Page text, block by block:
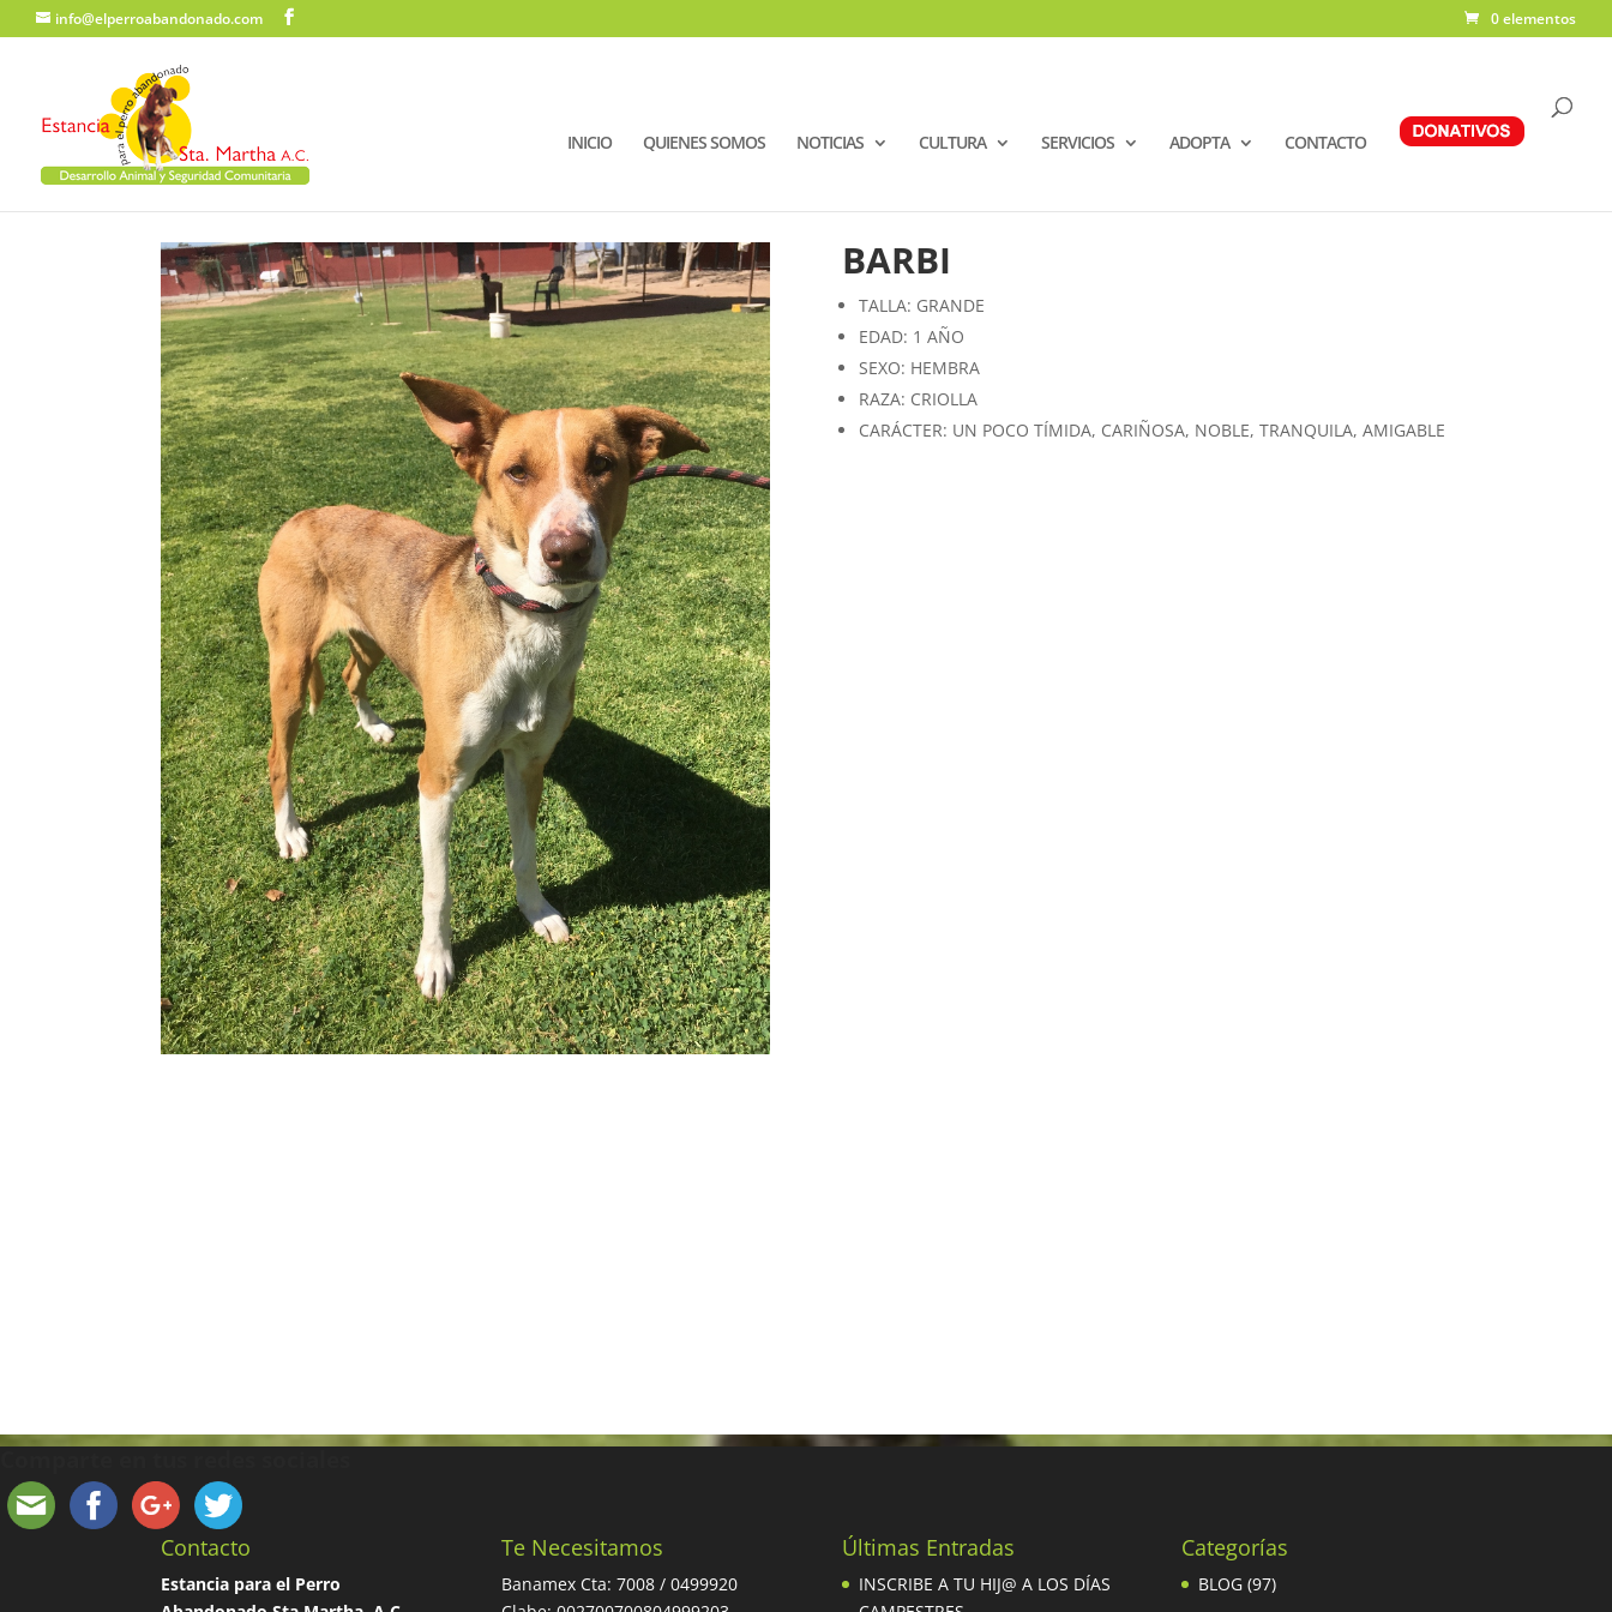
info@elperroabandonado.com 0 elementos
INICIO QUIENES SOMOS NOTICIAS CULTURA SERVICIOS ADOPTA CONTACTO
BARBI
TALLA: GRANDE
EDAD: 1 AÑO
SEXO: HEMBRA
RAZA: CRIOLLA
CARÁCTER: UN POCO TÍMIDA, CARIÑOSA, NOBLE, TRANQUILA, AMIGABLE
Contacto
Estancia para el Perro
Te Necesitamos
Banamex Cta: 7008 / 0499920
Últimas Entradas
INSCRIBE A TU HIJ@ A LOS DÍAS
Categorías
BLOG (97)